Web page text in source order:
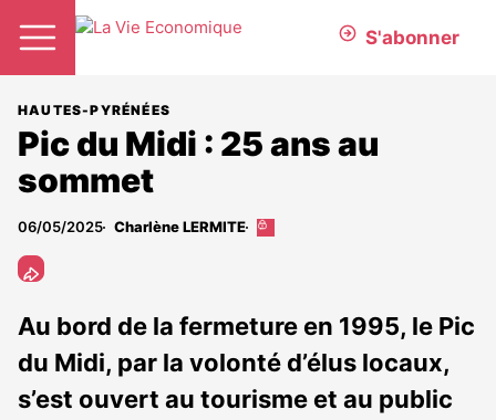
S'abonner
HAUTES-PYRÉNÉES
Pic du Midi : 25 ans au
sommet
06/05/2025 Charlène LERMITE
Cet
abonnés
Au bord de la fermeture en 1995, le Pic
du Midi, par la volonté d’élus locaux,
s’est ouvert au tourisme et au public